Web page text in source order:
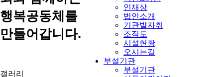
인재상
법인소개
기관발자취
조직도
시설현황
오시는길
부설기관
부설기관
행복공동체를
만들어갑니다.
갤러리